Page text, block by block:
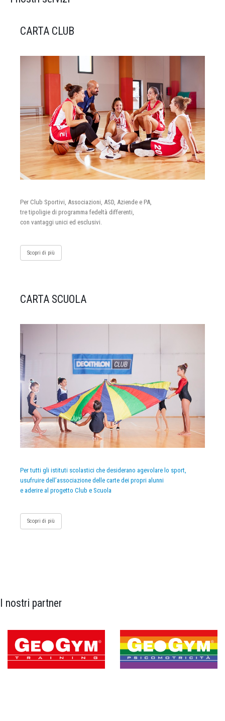
CARTA CLUB
Per Club Sportivi, Associazioni, ASD, Aziende e PA,
tre tipoligie di programma fedeltà differenti,
con vantaggi unici ed esclusivi.
Scopri di più
CARTA SCUOLA
Per tutti gli istituti scolastici che desiderano agevolare lo sport,
usufruire dell’associazione delle carte dei propri alunni
e aderire al progetto Club e Scuola
Scopri di più
I nostri partner